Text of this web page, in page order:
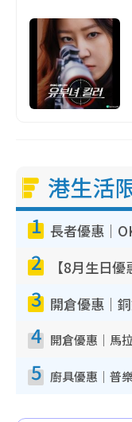
港生活
1
2
3
4
5